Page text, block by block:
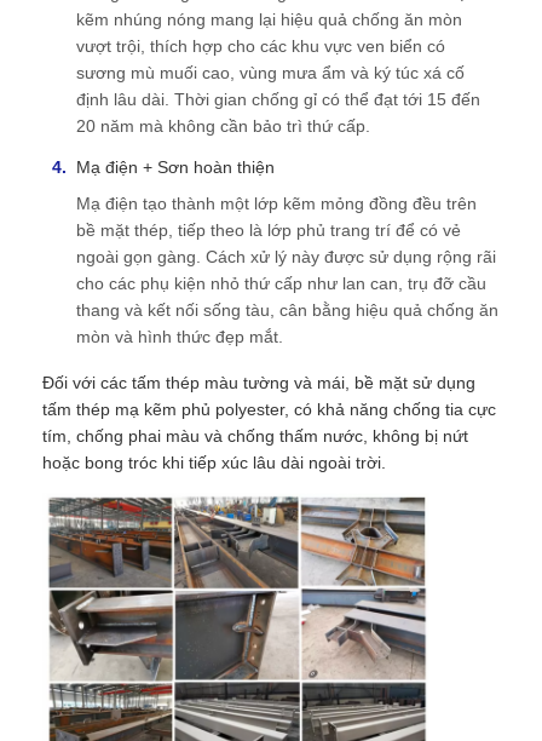
kẽm nhúng nóng mang lại hiệu quả chống ăn mòn
vượt trội, thích hợp cho các khu vực ven biển có
sương mù muối cao, vùng mưa ẩm và ký túc xá cố
định lâu dài. Thời gian chống gỉ có thể đạt tới 15 đến
20 năm mà không cần bảo trì thứ cấp.
Mạ điện + Sơn hoàn thiện
Mạ điện tạo thành một lớp kẽm mỏng đồng đều trên
bề mặt thép, tiếp theo là lớp phủ trang trí để có vẻ
ngoài gọn gàng. Cách xử lý này được sử dụng rộng rãi
cho các phụ kiện nhỏ thứ cấp như lan can, trụ đỡ cầu
thang và kết nối sống tàu, cân bằng hiệu quả chống ăn
mòn và hình thức đẹp mắt.
Đối với các tấm thép màu tường và mái, bề mặt sử dụng
tấm thép mạ kẽm phủ polyester, có khả năng chống tia cực
tím, chống phai màu và chống thấm nước, không bị nứt
hoặc bong tróc khi tiếp xúc lâu dài ngoài trời.